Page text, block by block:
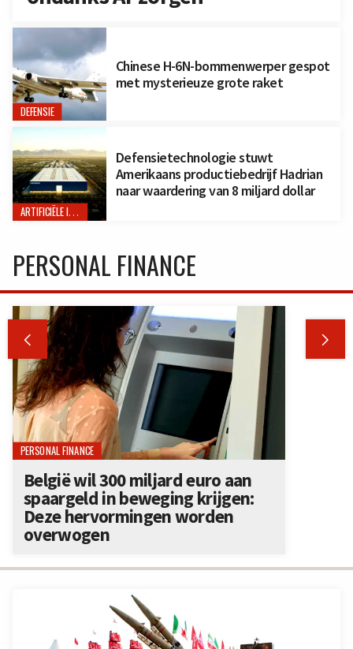
DEFENSIE
Chinese H-6N-bommenwerper gespot
met mysterieuze grote raket
ARTIFICIËLE INTELLIGENTIE
Defensietechnologie stuwt
Amerikaans productiebedrijf Hadrian
naar waardering van 8 miljard dollar
PERSONAL FINANCE
 
PERSONAL FINANCE
België wil 300 miljard euro aan
spaargeld in beweging krijgen:
Deze hervormingen worden
overwogen